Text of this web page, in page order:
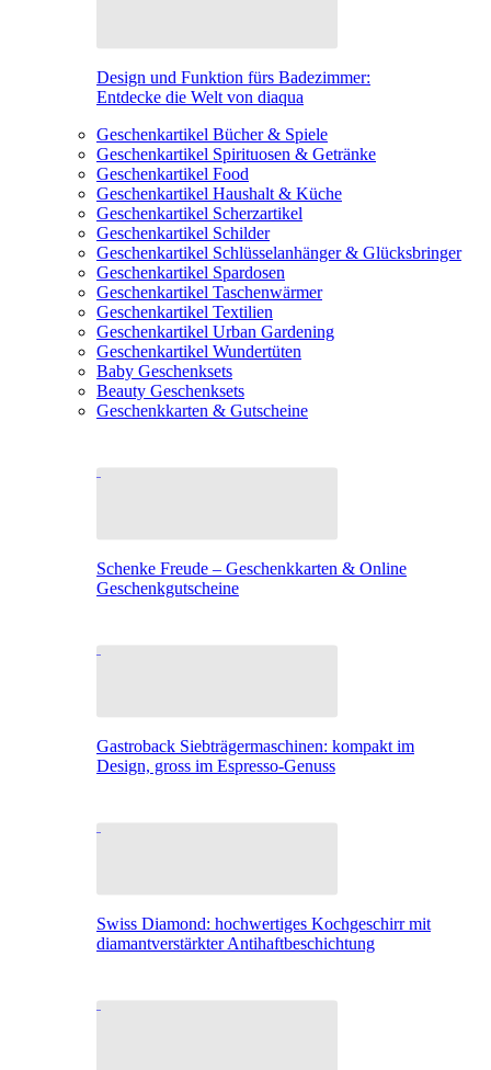
Design und Funktion fürs Badezimmer:
Entdecke die Welt von diaqua
Geschenkartikel Bücher & Spiele
Geschenkartikel Spirituosen & Getränke
Geschenkartikel Food
Geschenkartikel Haushalt & Küche
Geschenkartikel Scherzartikel
Geschenkartikel Schilder
Geschenkartikel Schlüsselanhänger & Glücksbringer
Geschenkartikel Spardosen
Geschenkartikel Taschenwärmer
Geschenkartikel Textilien
Geschenkartikel Urban Gardening
Geschenkartikel Wundertüten
Baby Geschenksets
Beauty Geschenksets
Geschenkkarten & Gutscheine
Schenke Freude – Geschenkkarten & Online
Geschenkgutscheine
Gastroback Siebträgermaschinen: kompakt im
Design, gross im Espresso-Genuss
Swiss Diamond: hochwertiges Kochgeschirr mit
diamantverstärkter Antihaftbeschichtung